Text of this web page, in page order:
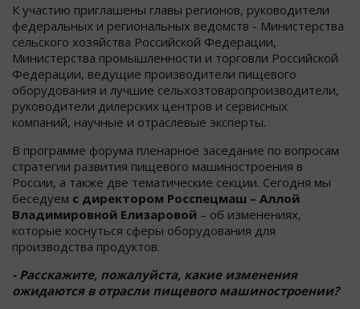
К участию приглашены главы регионов, руководители
федеральных и региональных ведомств - Министерства
сельского хозяйства Российской Федерации,
Министерства промышленности и торговли Российской
Федерации, ведущие производители пищевого
оборудования и лучшие сельхозтоваропроизводители,
руководители дилерских центров и сервисных
компаний, научные и отраслевые эксперты.
В программе форума пленарное заседание по вопросам
стратегии развития пищевого машиностроения в
России, а также две тематические секции. Сегодня мы
беседуем с директором Росспецмаш – Аллой
Владимировной Елизаровой – об изменениях,
которые коснуться сферы оборудования для
производства продуктов.
- Расскажите, пожалуйста, какие изменения
ожидаются в отрасли пищевого машиностроении?